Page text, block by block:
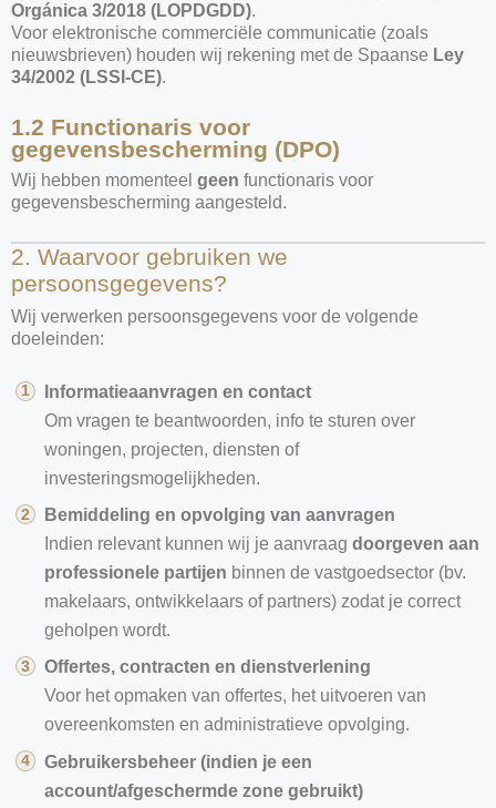
Orgánica 3/2018 (LOPDGDD).
Voor elektronische commerciële communicatie (zoals
nieuwsbrieven) houden wij rekening met de Spaanse Ley
34/2002 (LSSI-CE).
1.2 Functionaris voor
gegevensbescherming (DPO)
Wij hebben momenteel geen functionaris voor
gegevensbescherming aangesteld.
2. Waarvoor gebruiken we
persoonsgegevens?
Wij verwerken persoonsgegevens voor de volgende
doeleinden:
Informatieaanvragen en contact
Om vragen te beantwoorden, info te sturen over
woningen, projecten, diensten of
investeringsmogelijkheden.
Bemiddeling en opvolging van aanvragen
Indien relevant kunnen wij je aanvraagdoorgeven aan
professionele partijen binnen de vastgoedsector (bv.
makelaars, ontwikkelaars of partners) zodat je correct
geholpen wordt.
Offertes, contracten en dienstverlening
Voor het opmaken van offertes, het uitvoeren van
overeenkomsten en administratieve opvolging.
Gebruikersbeheer (indien je een
account/afgeschermde zone gebruikt)